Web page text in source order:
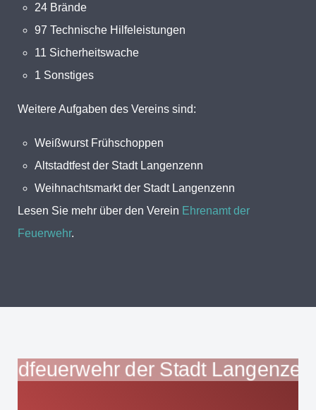
24 Brände
97 Technische Hilfeleistungen
11 Sicherheitswache
1 Sonstiges
Weitere Aufgaben des Vereins sind:
Weißwurst Frühschoppen
Altstadtfest der Stadt Langenzenn
Weihnachtsmarkt der Stadt Langenzenn
Lesen Sie mehr über den Verein Ehrenamt der
Feuerwehr.